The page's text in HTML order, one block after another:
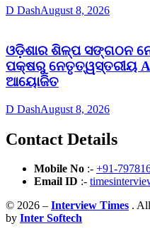
D DashAugust 8, 2026
ଓଡ଼ିଶାର ଶିଳ୍ପ ସଙ୍ଗଠନ
ପକ୍ଷରୁ ନେତୃତ୍ୱସ୍ତରୀୟ AI
ଆୟୋଜିତ
D DashAugust 8, 2026
Contact Details
Mobile No :- +91-
Email ID :-
© 2026 – Interview Times .
by Inter Softech